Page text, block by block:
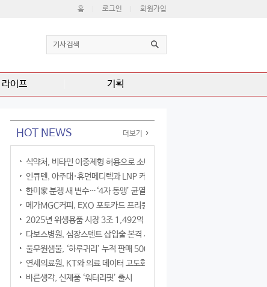
홈 로그인 회원가입
라이프 기획
HOT NEWS 더보기
식약처, 비타민 이중제형 허용으로 소비자 선택권 확대
인큐텐, 아주대·휴먼메디텍과 LNP 커큐민 공동연구
한미家 분쟁 새 변수…‘4자 동맹’ 균열 현실화
메가MGC커피, EXO 포토카드 프리퀀시 이벤트
2025년 위생용품 시장 3조 1,492억 원
다보스병원, 심장스텐트 삽입술 본격 시행
풀무원샘물, ‘하루귀리’ 누적 판매 500만 병 돌파
연세의료원, KT와 의료 데이터 고도화 협력
바른생각, 신제품 ‘워터리핏’ 출시